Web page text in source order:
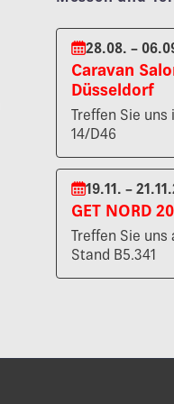
28.08. –
Caravan
Düsseldorf
Treffen Sie
14/D46
19.11. –
GET NORD
Treffen Sie
Stand B5.341